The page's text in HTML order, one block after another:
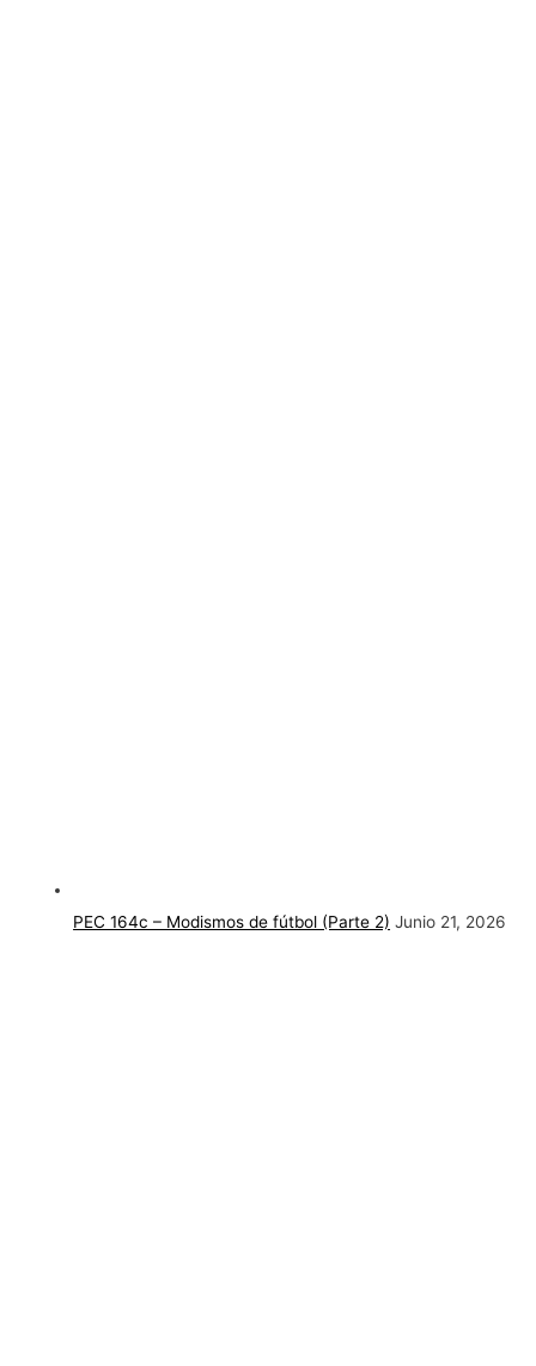
PEC 164c – Modismos de fútbol (Parte 2) Junio 21, 2026